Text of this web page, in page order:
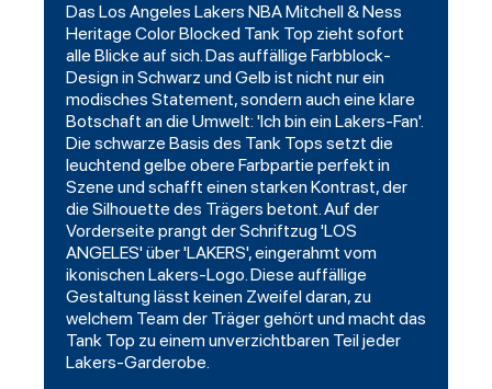
Das Los Angeles Lakers NBA Mitchell & Ness
Heritage Color Blocked Tank Top zieht sofort
alle Blicke auf sich. Das auffällige Farbblock-
Design in Schwarz und Gelb ist nicht nur ein
modisches Statement, sondern auch eine klare
Botschaft an die Umwelt: 'Ich bin ein Lakers-Fan'.
Die schwarze Basis des Tank Tops setzt die
leuchtend gelbe obere Farbpartie perfekt in
Szene und schafft einen starken Kontrast, der
die Silhouette des Trägers betont. Auf der
Vorderseite prangt der Schriftzug 'LOS
ANGELES' über 'LAKERS', eingerahmt vom
ikonischen Lakers-Logo. Diese auffällige
Gestaltung lässt keinen Zweifel daran, zu
welchem Team der Träger gehört und macht das
Tank Top zu einem unverzichtbaren Teil jeder
Lakers-Garderobe.